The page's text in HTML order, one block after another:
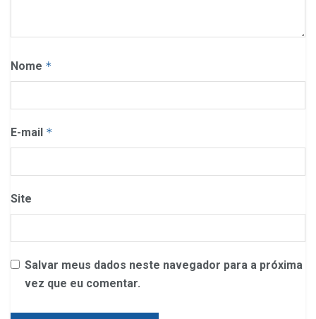
Nome *
E-mail *
Site
Salvar meus dados neste navegador para a próxima
vez que eu comentar.